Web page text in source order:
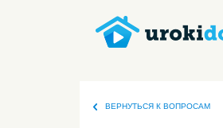
ВЕРНУТЬСЯ К ВОПРОСАМ